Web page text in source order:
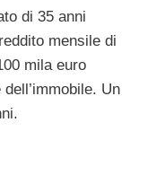
di 35 anni
mensile di
mila euro
Un